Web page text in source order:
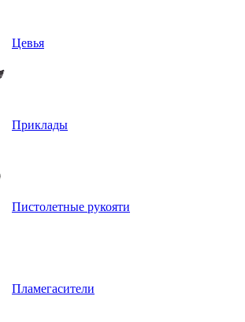
Цевья
Приклады
Пистолетные рукояти
Пламегасители